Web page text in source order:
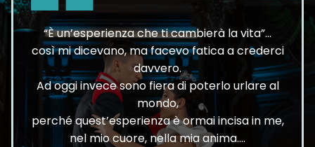
“È un’esperienza che ti cambierà la vita”…
così mi dicevano, ma facevo fatica a crederci
davvero.
Ad oggi invece sono fiera di poterlo urlare al
mondo,
perché quest’esperienza è ormai incisa in me,
nel mio cuore, nella mia anima….